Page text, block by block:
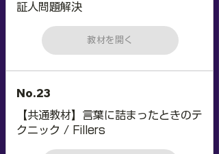
証人問題解決
教材を開く
No.23
【共通教材】言葉に詰まったときのテ
クニック / Fillers